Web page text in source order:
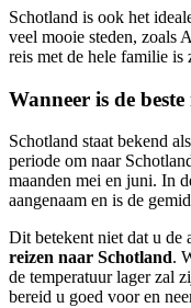
Schotland is ook het
veel mooie steden, zoals
reis met de hele familie is
Wanneer is de
Schotland staat bekend
periode om naar
maanden mei en juni. In
aangenaam en is de
Dit betekent niet dat u de
reizen naar Schotland.
de temperatuur lager zal
bereid u goed voor en